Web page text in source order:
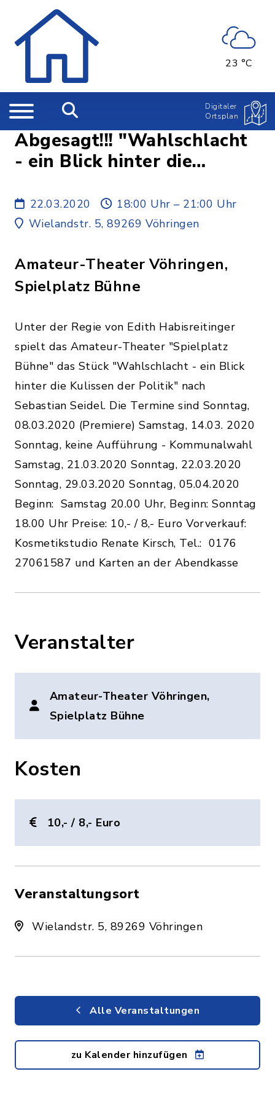
23 °C
Digitaler
Ortsplan
Abgesagt!!! "Wahlschlacht
- ein Blick hinter die
22.03.2020
18:00 Uhr – 21:00 Uhr
Wielandstr. 5, 89269 Vöhringen
Amateur-Theater Vöhringen,
Spielplatz Bühne
Unter der Regie von Edith Habisreitinger
spielt das Amateur-Theater "Spielplatz
Bühne" das Stück "Wahlschlacht - ein Blick
hinter die Kulissen der Politik" nach
Sebastian Seidel. Die Termine sind Sonntag,
08.03.2020 (Premiere) Samstag, 14.03. 2020
Sonntag, keine Aufführung - Kommunalwahl
Samstag, 21.03.2020 Sonntag, 22.03.2020
Sonntag, 29.03.2020 Sonntag, 05.04.2020
Beginn: Samstag 20.00 Uhr, Beginn: Sonntag
18.00 Uhr Preise: 10,- / 8,- Euro Vorverkauf:
Kosmetikstudio Renate Kirsch, Tel.: 0176
27061587 und Karten an der Abendkasse
Veranstalter
Amateur-Theater Vöhringen,
Spielplatz Bühne
Kosten
10,- / 8,- Euro
Veranstaltungsort
Wielandstr. 5, 89269 Vöhringen
Alle Veranstaltungen
zu Kalender hinzufügen